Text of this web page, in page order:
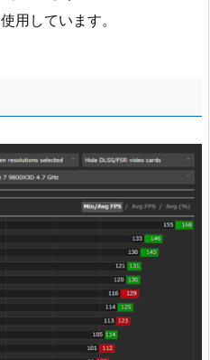
用しています。